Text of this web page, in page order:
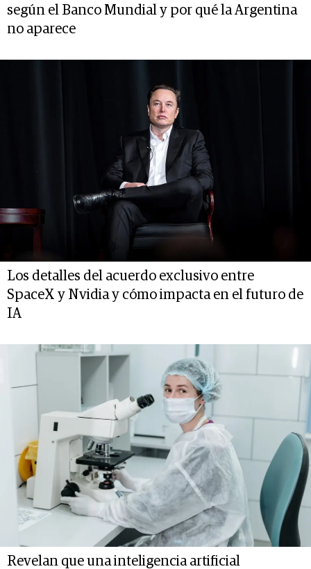
según el Banco Mundial y por qué la Argentina
no aparece
Los detalles del acuerdo exclusivo entre
SpaceX y Nvidia y cómo impacta en el futuro de
IA
Revelan que una inteligencia artificial